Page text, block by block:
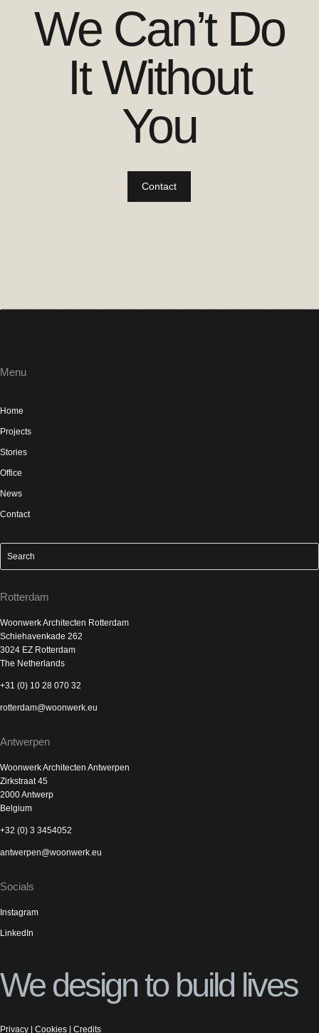
We Can’t Do
It Without
You
Contact
Menu
Home
Projects
Stories
Office
News
Contact
Rotterdam
Woonwerk Architecten Rotterdam
Schiehavenkade 262
3024 EZ Rotterdam
The Netherlands
+31 (0) 10 28 070 32
rotterdam@woonwerk.eu
Antwerpen
Woonwerk Architecten Antwerpen
Zirkstraat 45
2000 Antwerp
Belgium
+32 (0) 3 3454052
antwerpen@woonwerk.eu
Socials
Instagram
LinkedIn
We design to build lives
Privacy Cookies Credits